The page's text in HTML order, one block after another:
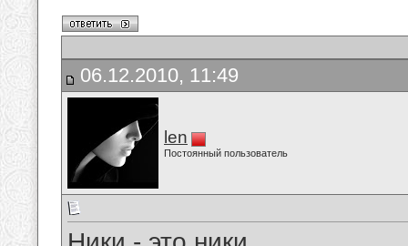
06.12.2010, 11:49
len
Постоянный пользователь